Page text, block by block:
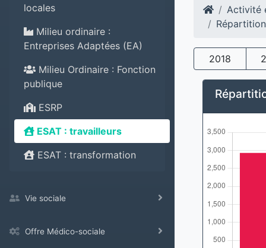
locales
Milieu ordinaire :
Entreprises Adaptées (EA)
Milieu Ordinaire : Fonction
publique
ESRP
ESAT : travailleurs
ESAT : transformation
Vie sociale
Offre Médico-sociale
Activité
2018